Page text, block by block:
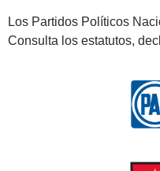
Los Partidos Políticos
Consulta los estatutos,